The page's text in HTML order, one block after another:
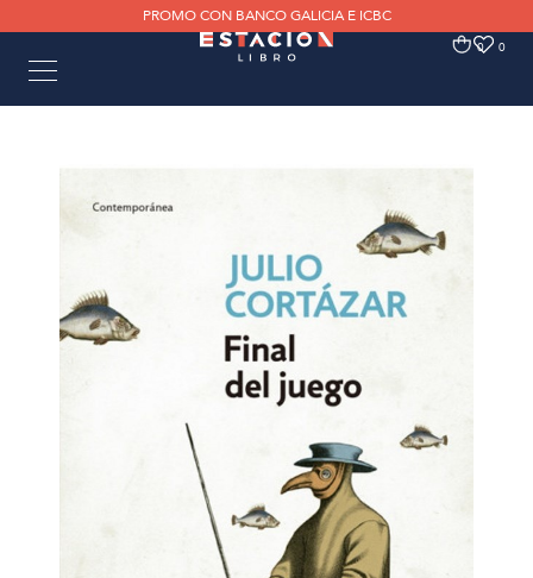
PROMO CON BANCO GALICIA E ICBC
0 0